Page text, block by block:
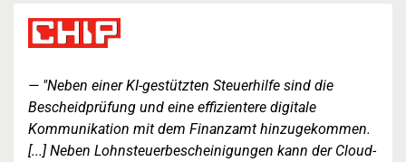
"Neben einer KI-gestützten Steuerhilfe sind die
Bescheidprüfung und eine effizientere digitale
Kommunikation mit dem Finanzamt hinzugekommen.
[...] Neben Lohnsteuerbescheinigungen kann der Cloud-